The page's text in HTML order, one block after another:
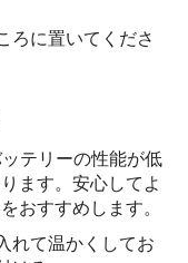
ろに置いてくださ
テリーの性能が低
ます。安心してよ
おすすめします。
れて温かくしてお